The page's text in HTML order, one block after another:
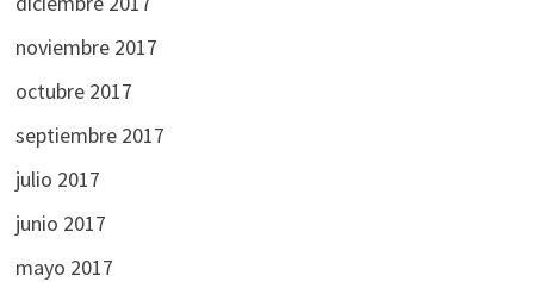
noviembre 2017
octubre 2017
septiembre 2017
julio 2017
junio 2017
mayo 2017